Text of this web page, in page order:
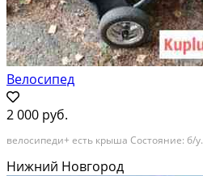
Велосипед
2 000 руб.
велосипеди+ есть крыша Состояние: б/у.
Нижний Новгород